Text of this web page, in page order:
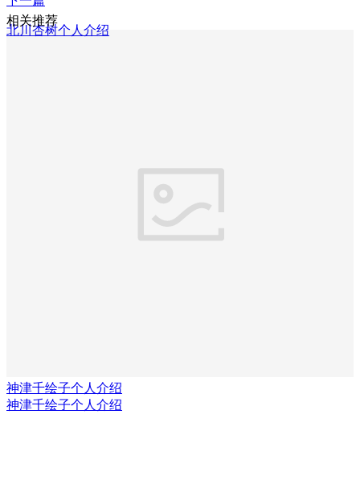
北川杏树个人介绍
相关推荐
神津千绘子个人介绍
神津千绘子个人介绍